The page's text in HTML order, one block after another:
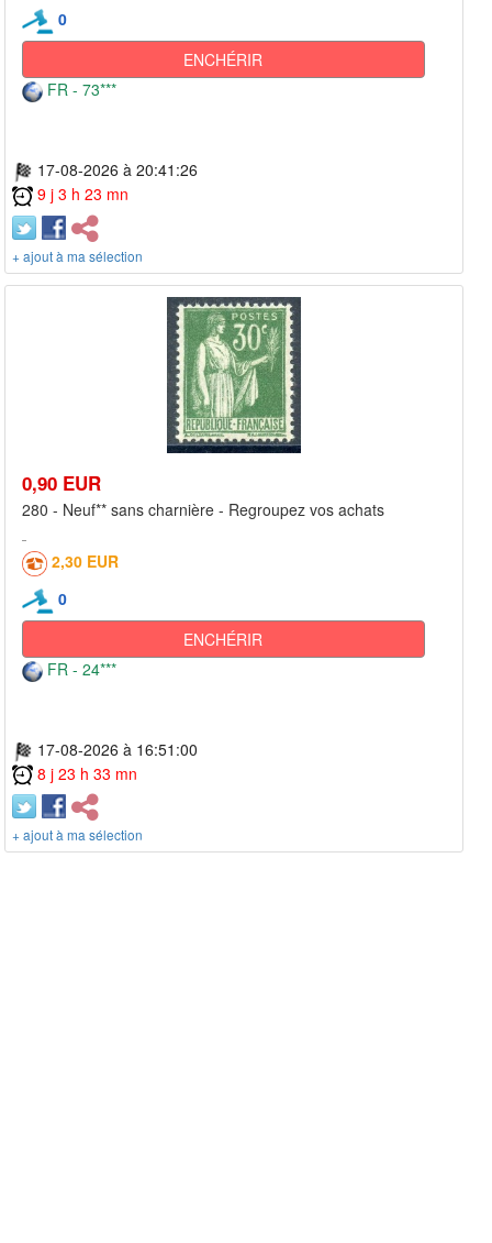
0
ENCHÉRIR
FR - 73***
17-08-2026 à 20:41:26
9 j 3 h 23 mn
+ ajout à ma sélection
0,90 EUR
280 - Neuf** sans charnière - Regroupez vos achats
2,30 EUR
0
ENCHÉRIR
FR - 24***
17-08-2026 à 16:51:00
8 j 23 h 33 mn
+ ajout à ma sélection